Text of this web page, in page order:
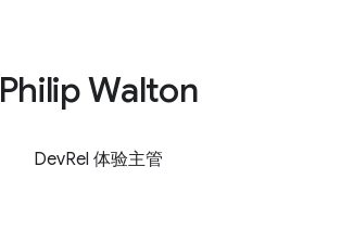
Philip Walton
DevRel 体验主管